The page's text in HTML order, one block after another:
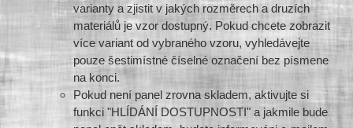
varianty a zjistit v jakých rozměrech a druzích
materiálů je vzor dostupný. Pokud chcete zobrazit
více variant od vybraného vzoru, vyhledávejte
pouze šestimístné číselné označení bez písmene
na konci.
Pokud není panel zrovna skladem, aktivujte si
funkci "HLÍDÁNÍ DOSTUPNOSTI" a jakmile bude